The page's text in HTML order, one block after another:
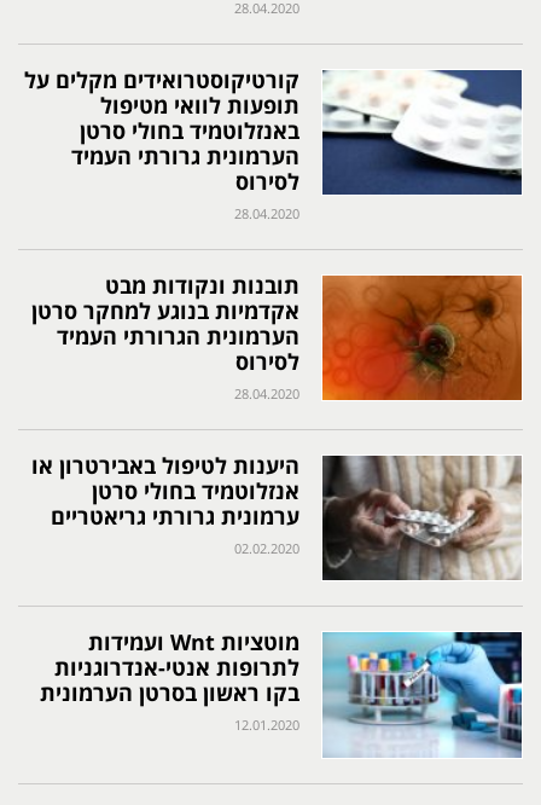
28.04.2020
קורטיקוסטרואידים מקלים על
תופעות לוואי מטיפול
באנזלוטמיד בחולי סרטן
הערמונית גרורתי העמיד
לסירוס
28.04.2020
תובנות ונקודות מבט
אקדמיות בנוגע למחקר סרטן
הערמונית הגרורתי העמיד
לסירוס
28.04.2020
היענות לטיפול באבירטרון או
אנזלוטמיד בחולי סרטן
ערמונית גרורתי גריאטריים
02.02.2020
מוטציות Wnt ועמידות
לתרופות אנטי-אנדרוגניות
בקו ראשון בסרטן הערמונית
12.01.2020